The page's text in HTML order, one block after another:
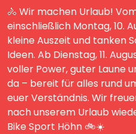
🚴 Wir machen Urlaub!
einschließlich Montag, 10.
kleine Auszeit und tanken
Ideen. Ab Dienstag, 11.
voller Power, guter Laune
da – bereit für alles rund
euer Verständnis. Wir
nach unserem Urlaub
Bike Sport Höhn 🚲☀️